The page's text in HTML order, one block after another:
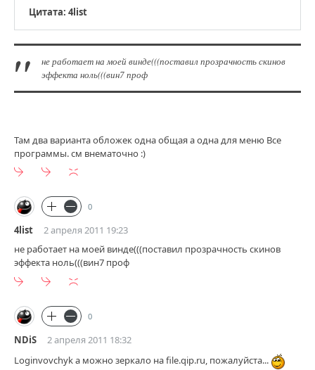
Цитата: 4list
не работает на моей винде(((поставил прозрачность скинов
эффекта ноль(((вин7 проф
Там два варианта обложек одна общая а одна для меню Все
программы. см внематочно :)
0
4list
2 апреля 2011 19:23
не работает на моей винде(((поставил прозрачность скинов
эффекта ноль(((вин7 проф
0
NDiS
2 апреля 2011 18:32
Loginvovchyk а можно зеркало на file.qip.ru, пожалуйста...